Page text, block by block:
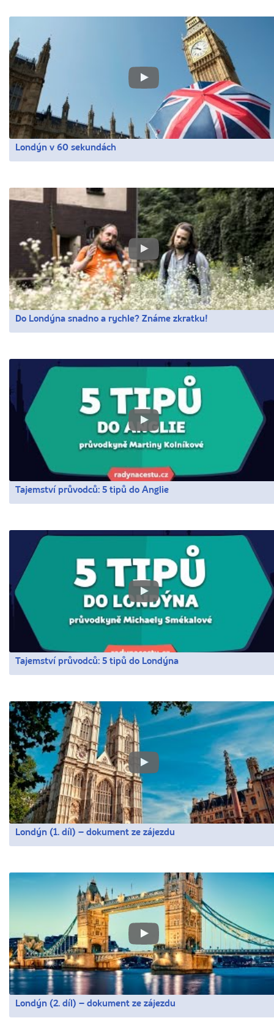
Londýn v 60 sekundách
Do Londýna snadno a rychle? Známe zkratku!
Tajemství průvodců: 5 tipů do Anglie
Tajemství průvodců: 5 tipů do Londýna
Londýn (1. díl) – dokument ze zájezdu
Londýn (2. díl) – dokument ze zájezdu